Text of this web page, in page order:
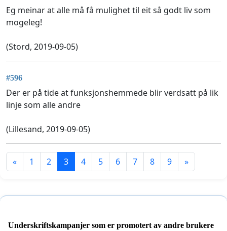
Eg meinar at alle må få mulighet til eit så godt liv som
mogeleg!
(Stord, 2019-09-05)
#596
Der er på tide at funksjonshemmede blir verdsatt på lik
linje som alle andre
(Lillesand, 2019-09-05)
« 1 2 3 4 5 6 7 8 9 »
Underskriftskampanjer som er promotert av andre brukere